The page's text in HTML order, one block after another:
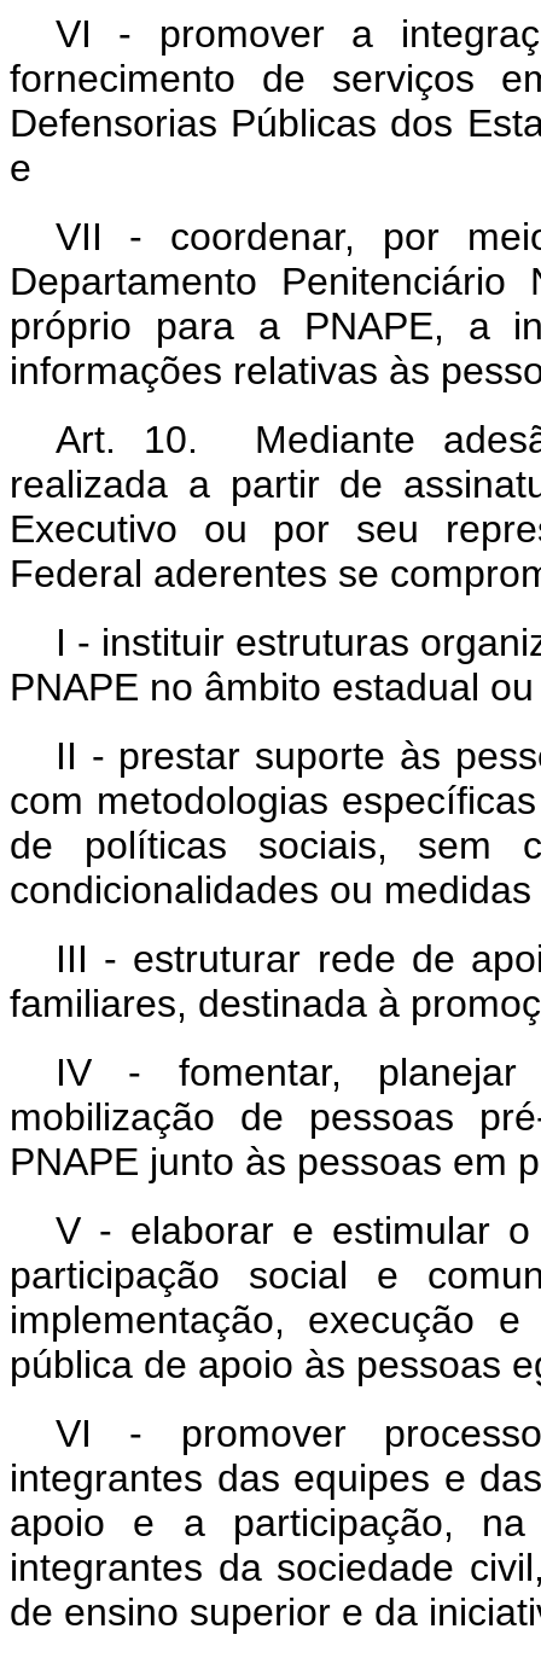
VI - promover a
fornecimento de serviços
Defensorias Públicas dos
e
VII - coordenar, por
Departamento
próprio para a PNAPE, a
informações relativas às
Art. 10. Mediante
realizada a partir de
Executivo ou por seu
Federal aderentes se
I - instituir estruturas
PNAPE no âmbito estadual
II - prestar suporte às
com metodologias
de políticas sociais, sem
condicionalidades ou
III - estruturar rede de
familiares, destinada à
IV - fomentar,
mobilização de pessoas
PNAPE junto às pessoas em
V - elaborar e estimular o
participação social e
implementação, execução
pública de apoio às pessoas
VI - promover
integrantes das equipes e
apoio e a participação,
integrantes da sociedade
de ensino superior e da